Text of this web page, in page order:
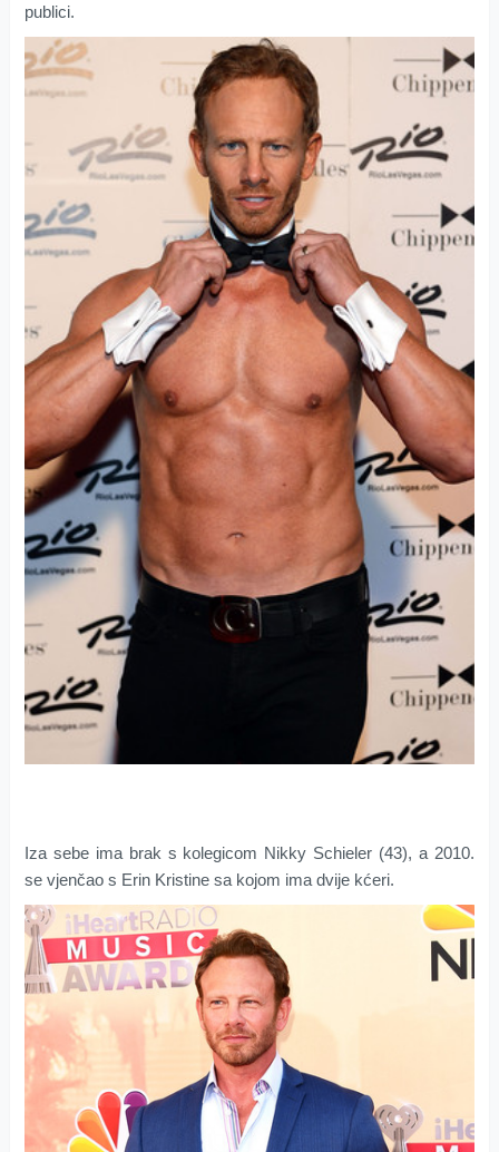
publici.
Iza sebe ima brak s kolegicom Nikky Schieler (43), a 2010.
se vjenčao s Erin Kristine sa kojom ima dvije kćeri.